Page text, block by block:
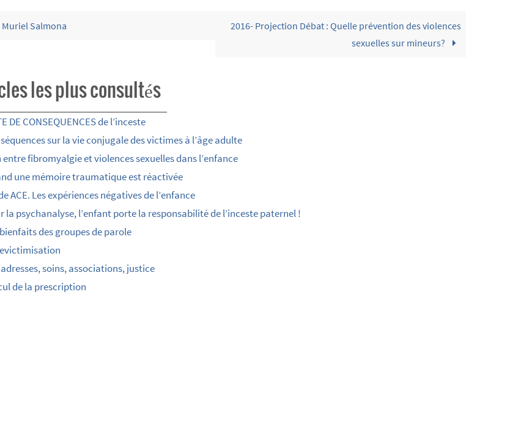
Muriel Salmona
2016- Projection Débat : Quelle prévention des violences
sexuelles sur mineurs?
les plus consultés
DE CONSEQUENCES de l’inceste
sur la vie conjugale des victimes à l’âge adulte
entre fibromyalgie et violences sexuelles dans l’enfance
une mémoire traumatique est réactivée
ACE. Les expériences négatives de l’enfance
la psychanalyse, l’enfant porte la responsabilité de l’inceste paternel !
des groupes de parole
adresses, soins, associations, justice
de la prescription